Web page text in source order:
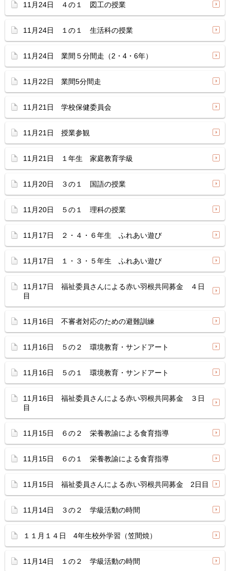
11月24日 ４の１ 図工の授業
11月24日 １の１ 生活科の授業
11月24日 業間５分間走（2・4・6年）
11月22日 業間5分間走
11月21日 学校保健委員会
11月21日 授業参観
11月21日 １年生 家庭教育学級
11月20日 ３の１ 国語の授業
11月20日 ５の１ 理科の授業
11月17日 ２・４・６年生 ふれあい遊び
11月17日 １・３・５年生 ふれあい遊び
11月17日 福祉委員さんによる赤い羽根共同募金 ４日
目
11月16日 不審者対応のための避難訓練
11月16日 ５の２ 環境教育・サンドアート
11月16日 ５の１ 環境教育・サンドアート
11月16日 福祉委員さんによる赤い羽根共同募金 ３日
目
11月15日 ６の２ 栄養教諭による食育指導
11月15日 ６の１ 栄養教諭による食育指導
11月15日 福祉委員さんによる赤い羽根共同募金 2日目
11月14日 ３の２ 学級活動の時間
１１月１４日 4年生校外学習（笠間焼）
11月14日 １の２ 学級活動の時間